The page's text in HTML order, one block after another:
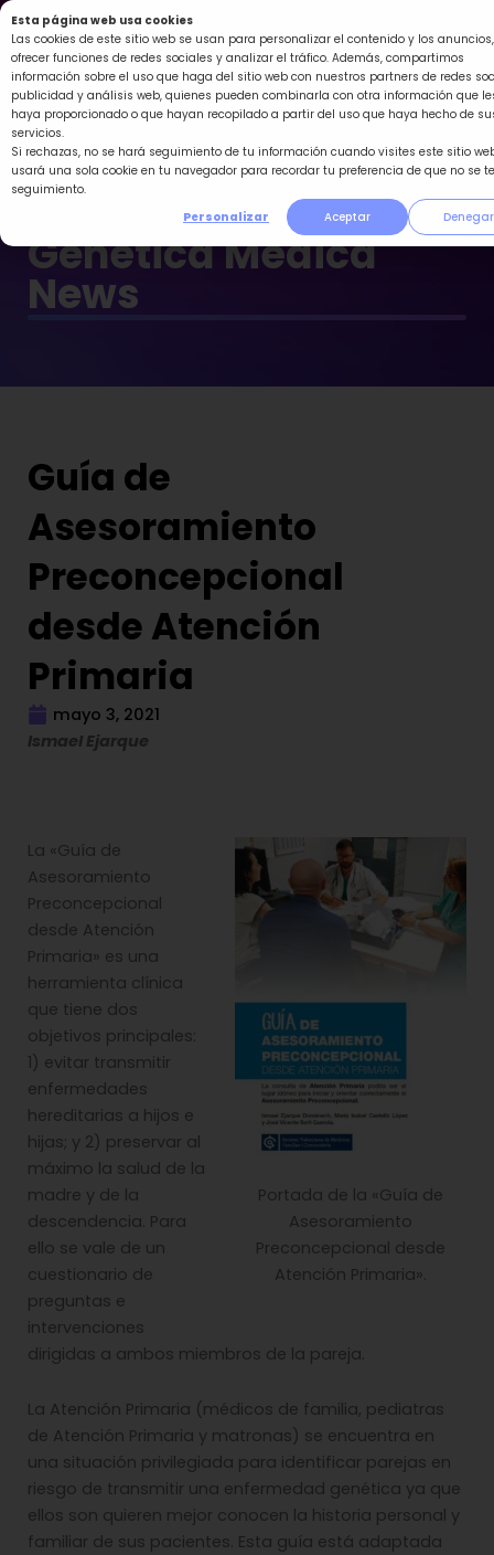
Esta página web usa cookies
Las cookies de este sitio web se usan para personalizar el contenido y los anuncios,
ofrecer funciones de redes sociales y analizar el tráfico. Además, compartimos
información sobre el uso que haga del sitio web con nuestros partners de redes
publicidad y análisis web, quienes pueden combinarla con otra información que
haya proporcionado o que hayan recopilado a partir del uso que haya hecho de
servicios.
Si rechazas, no se hará seguimiento de tu información cuando visites este sitio
usará una sola cookie en tu navegador para recordar tu preferencia de que no se
seguimiento.
Personalizar
Aceptar Denegar
Ir
al
contenido
Genética Médica
News
Guía de
Asesoramiento
Preconcepcional
desde Atención
Primaria
mayo 3, 2021
Ismael Ejarque
Portada de la «Guía de
Asesoramiento
Preconcepcional desde
Atención Primaria».
La «Guía de
Asesoramiento
Preconcepcional
desde Atención
Primaria» es una
herramienta clínica
que tiene dos
objetivos principales:
1) evitar transmitir
enfermedades
hereditarias a hijos e
hijas; y 2) preservar al
máximo la salud de la
madre y de la
descendencia. Para
ello se vale de un
cuestionario de
preguntas e
intervenciones
dirigidas a ambos miembros de la pareja.
La Atención Primaria (médicos de familia, pediatras
de Atención Primaria y matronas) se encuentra en
una situación privilegiada para identificar parejas en
riesgo de transmitir una enfermedad genética ya que
ellos son quieren mejor conocen la historia personal y
familiar de sus pacientes. Esta guía está adaptada